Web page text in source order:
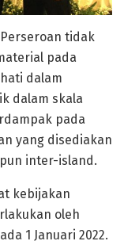
tidak
pada
dalam
dalam skala
pada
yang disediakan
inter-island.
kebijakan
oleh
1 Januari 2022.